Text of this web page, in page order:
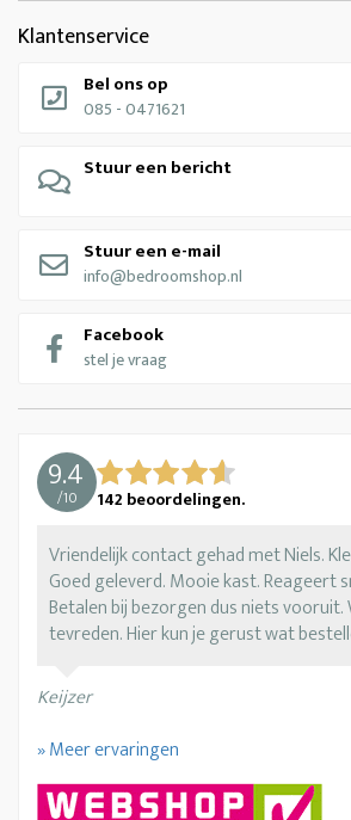
Klantenservice
Bel ons op
085 - 0471621
Stuur een bericht
Stuur een e-mail
info@bedroomshop.nl
Facebook
stel je vraag
9.4
/10 142 beoordelingen.
Vriendelijk contact gehad met Niels.
Goed geleverd. Mooie kast. Reageert
Betalen bij bezorgen dus niets vooruit.
tevreden. Hier kun je gerust wat
Keijzer
» Meer ervaringen